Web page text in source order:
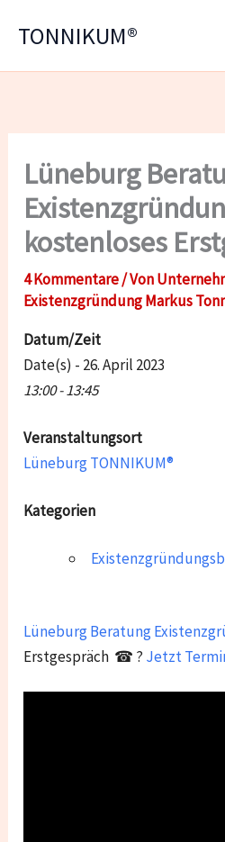
InhaltTONNIKUM®
Lüneburg
kostenloses
4 Kommentare/ Von
Existenzgründung Markus
Datum/Zeit
Date(s) - 26. April 2023
13:00 - 13:45
Veranstaltungsort
Lüneburg TONNIKUM®
Kategorien
LüneburgBeratung
Erstgespräch ☎ ? Jetzt